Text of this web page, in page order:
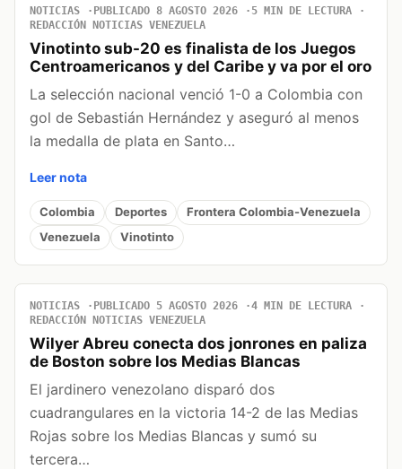
NOTICIAS PUBLICADO 8 AGOSTO 2026
5 MIN DE LECTURA
REDACCIÓN NOTICIAS VENEZUELA
Vinotinto sub-20 es finalista de los Juegos
Centroamericanos y del Caribe y va por el oro
La selección nacional venció 1-0 a Colombia con
gol de Sebastián Hernández y aseguró al menos
la medalla de plata en Santo…
Leer nota
Colombia Deportes
Frontera Colombia-Venezuela
Venezuela
Vinotinto
NOTICIAS PUBLICADO 5 AGOSTO 2026
4 MIN DE LECTURA
REDACCIÓN NOTICIAS VENEZUELA
Wilyer Abreu conecta dos jonrones en paliza
de Boston sobre los Medias Blancas
El jardinero venezolano disparó dos
cuadrangulares en la victoria 14-2 de las Medias
Rojas sobre los Medias Blancas y sumó su
tercera…